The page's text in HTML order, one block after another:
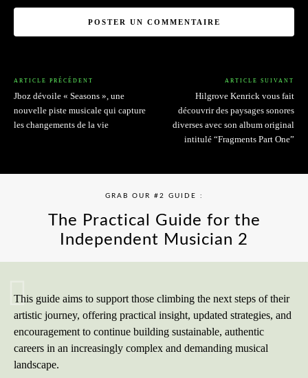
ARTICLE PRÉCÉDENT
Jboz dévoile « Seasons », une
nouvelle piste musicale qui capture
les changements de la vie
ARTICLE SUIVANT
Hilgrove Kenrick vous fait
découvrir des paysages sonores
diverses avec son album original
intitulé “Fragments Part One”
GRAB OUR #2 GUIDE :
The Practical Guide for the
Independent Musician 2
This guide aims to support those climbing the next steps of their
artistic journey, offering practical insight, updated strategies, and
encouragement to continue building sustainable, authentic
careers in an increasingly complex and demanding musical
landscape.